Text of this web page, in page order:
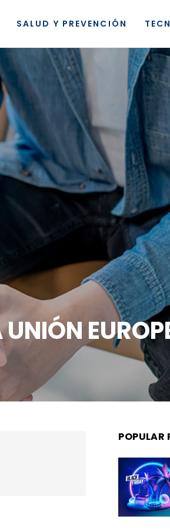
SALUD Y PREVENCIÓN
POPULAR